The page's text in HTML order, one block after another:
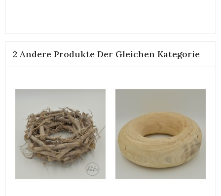
2 Andere Produkte Der Gleichen Kategorie